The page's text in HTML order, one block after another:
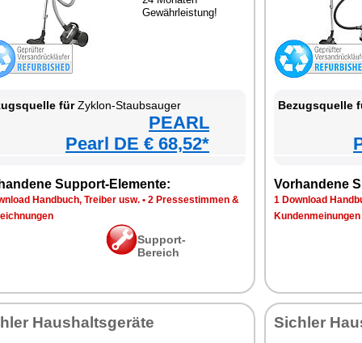
Gewährleistung!
fürZyklon-Staubsauger
PEARL
Pearl DE € 68,52*
Support-Elemente:
Handbuch, Treiber usw. • 2 Pressestimmen &
Support-
Bereich
Bezugsquelle
Vorhandene
1 Download
Kundenmeinungen
Haushaltsgeräte Sichler